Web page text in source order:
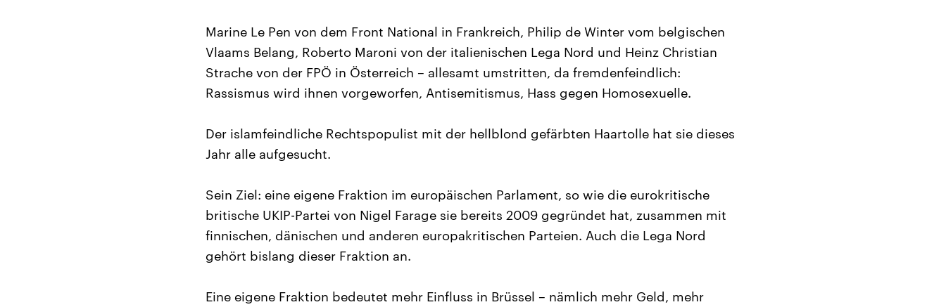
Marine Le Pen von dem Front National in Frankreich, Philip de Winter vom belgischen
Vlaams Belang, Roberto Maroni von der italienischen Lega Nord und Heinz Christian
Strache von der FPÖ in Österreich – allesamt umstritten, da fremdenfeindlich:
Rassismus wird ihnen vorgeworfen, Antisemitismus, Hass gegen Homosexuelle.
Der islamfeindliche Rechtspopulist mit der hellblond gefärbten Haartolle hat sie dieses
Jahr alle aufgesucht.
Sein Ziel: eine eigene Fraktion im europäischen Parlament, so wie die eurokritische
britische UKIP-Partei von Nigel Farage sie bereits 2009 gegründet hat, zusammen mit
finnischen, dänischen und anderen europakritischen Parteien. Auch die Lega Nord
gehört bislang dieser Fraktion an.
Eine eigene Fraktion bedeutet mehr Einfluss in Brüssel – nämlich mehr Geld, mehr